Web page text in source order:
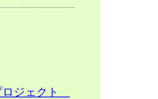
ロジェクト